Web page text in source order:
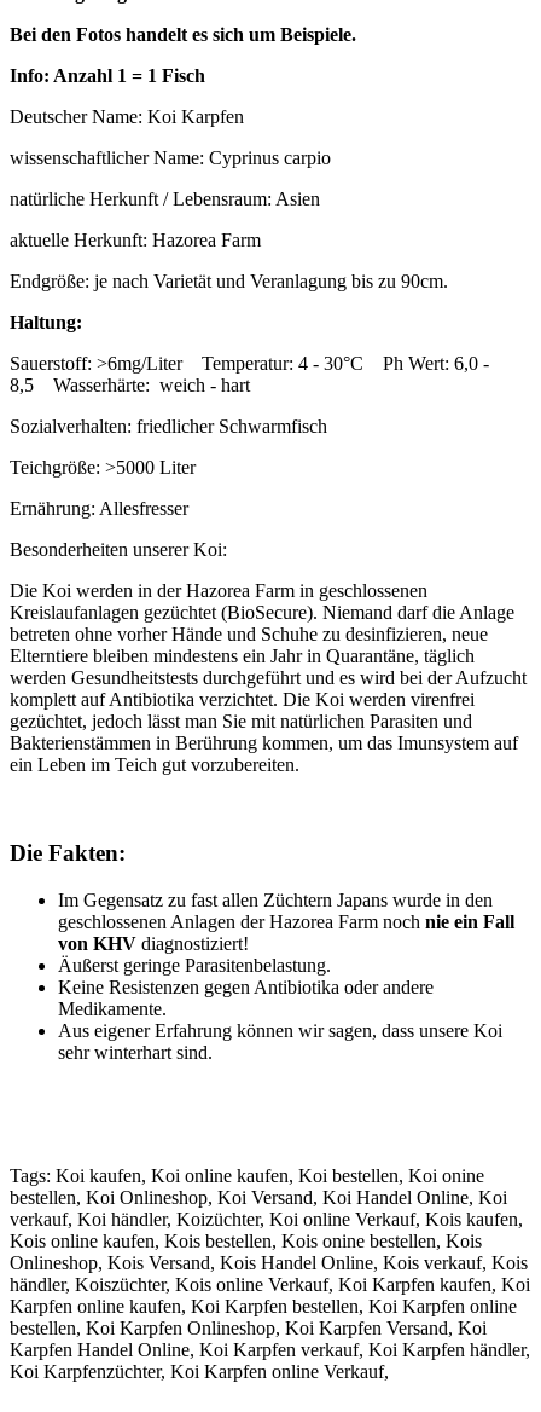
Bei den Fotos handelt es sich um Beispiele.
Info: Anzahl 1 = 1 Fisch
Deutscher Name: Koi Karpfen
wissenschaftlicher Name: Cyprinus carpio
natürliche Herkunft / Lebensraum: Asien
aktuelle Herkunft: Hazorea Farm
Endgröße: je nach Varietät und Veranlagung bis zu 90cm.
Haltung:
Sauerstoff: >6mg/Liter Temperatur: 4 - 30°C Ph Wert: 6,0 -
8,5 Wasserhärte: weich - hart
Sozialverhalten: friedlicher Schwarmfisch
Teichgröße: >5000 Liter
Ernährung: Allesfresser
Besonderheiten unserer Koi:
Die Koi werden in der Hazorea Farm in geschlossenen
Kreislaufanlagen gezüchtet (BioSecure). Niemand darf die Anlage
betreten ohne vorher Hände und Schuhe zu desinfizieren, neue
Elterntiere bleiben mindestens ein Jahr in Quarantäne, täglich
werden Gesundheitstests durchgeführt und es wird bei der Aufzucht
komplett auf Antibiotika verzichtet. Die Koi werden virenfrei
gezüchtet, jedoch lässt man Sie mit natürlichen Parasiten und
Bakterienstämmen in Berührung kommen, um das Imunsystem auf
ein Leben im Teich gut vorzubereiten.
Die Fakten:
Im Gegensatz zu fast allen Züchtern Japans wurde in den
geschlossenen Anlagen der Hazorea Farm noch nie ein Fall
von KHV diagnostiziert!
Äußerst geringe Parasitenbelastung.
Keine Resistenzen gegen Antibiotika oder andere
Medikamente.
Aus eigener Erfahrung können wir sagen, dass unsere Koi
sehr winterhart sind.
Tags: Koi kaufen, Koi online kaufen, Koi bestellen, Koi onine
bestellen, Koi Onlineshop, Koi Versand, Koi Handel Online, Koi
verkauf, Koi händler, Koizüchter, Koi online Verkauf, Kois kaufen,
Kois online kaufen, Kois bestellen, Kois onine bestellen, Kois
Onlineshop, Kois Versand, Kois Handel Online, Kois verkauf, Kois
händler, Koiszüchter, Kois online Verkauf, Koi Karpfen kaufen, Koi
Karpfen online kaufen, Koi Karpfen bestellen, Koi Karpfen online
bestellen, Koi Karpfen Onlineshop, Koi Karpfen Versand, Koi
Karpfen Handel Online, Koi Karpfen verkauf, Koi Karpfen händler,
Koi Karpfenzüchter, Koi Karpfen online Verkauf,